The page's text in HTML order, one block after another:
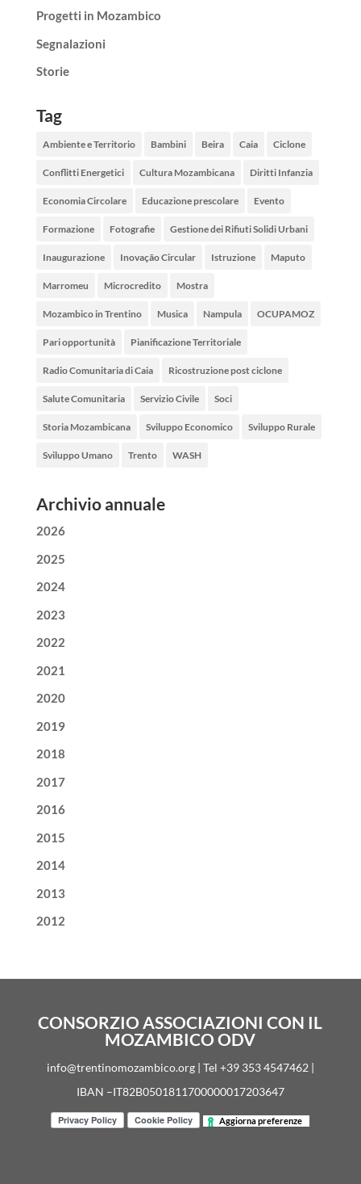
Progetti in Mozambico
Segnalazioni
Storie
Tag
Ambiente e Territorio Bambini Beira Caia Ciclone
Conflitti Energetici Cultura Mozambicana Diritti Infanzia
Economia Circolare Educazione prescolare Evento
Formazione Fotografie Gestione dei Rifiuti Solidi Urbani
Inaugurazione Inovação Circular Istruzione Maputo
Marromeu Microcredito Mostra
Mozambico in Trentino Musica Nampula OCUPAMOZ
Pari opportunità Pianificazione Territoriale
Radio Comunitaria di Caia Ricostruzione post ciclone
Salute Comunitaria Servizio Civile Soci
Storia Mozambicana Sviluppo Economico Sviluppo Rurale
Sviluppo Umano Trento WASH
Archivio annuale
2026
2025
2024
2023
2022
2021
2020
2019
2018
2017
2016
2015
2014
2013
2012
CONSORZIO ASSOCIAZIONI CON IL
MOZAMBICO ODV
info@trentinomozambico.org | Tel +39 353 4547462 |
IBAN –IT82B0501811700000017203647
Aggiorna preferenze